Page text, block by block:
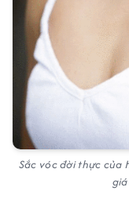
Sắc vóc đời thực của